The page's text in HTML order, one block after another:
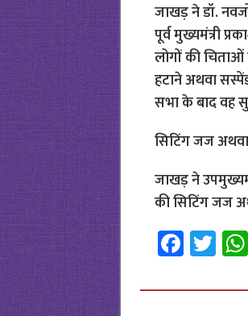
जाखड़ ने डॉ.
पूर्व मुख्यमंत्री
लोगों की चिताओं
हटाने अथवा
सभा के बाद वह
सिटिंग जज
जाखड़ ने
की सिटिंग जज
Fa
ce
b
T
wi
tt